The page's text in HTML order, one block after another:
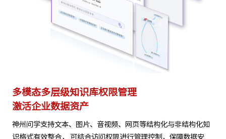
多模态多层级知识库权限管理
激活企业数据资产
神州问学支持文本、图片、音视频、网页等结构化与非结构化知
识格式有效整合， 可结合访问权限进行管理控制，保障数据安